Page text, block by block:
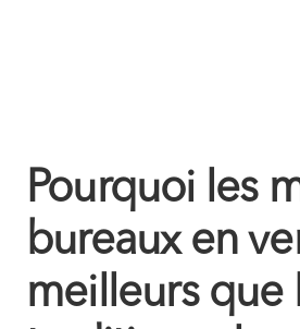
Pourquoi les
bureaux en
meilleurs que